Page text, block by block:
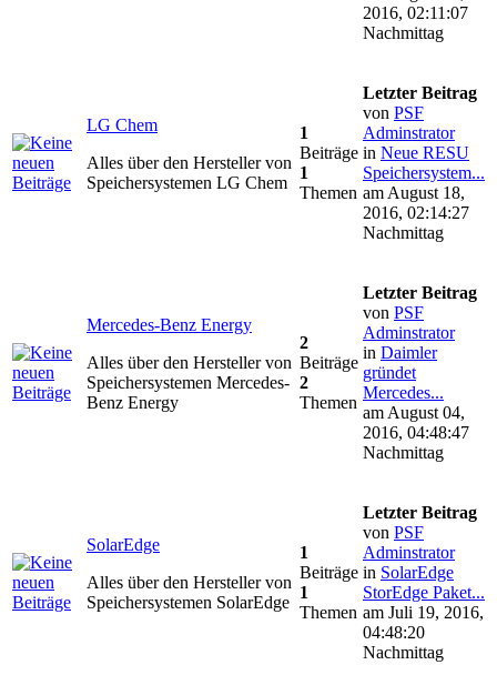
2016, 02:11:07
Nachmittag
LG Chem
Alles über den Hersteller von
Speichersystemen LG Chem
1
Beiträge
1
Themen
Letzter Beitrag
von PSF
Adminstrator
in Neue RESU
Speichersystem...
am August 18,
2016, 02:14:27
Nachmittag
Mercedes-Benz Energy
Alles über den Hersteller von
Speichersystemen Mercedes-
Benz Energy
2
Beiträge
2
Themen
Letzter Beitrag
von PSF
Adminstrator
in Daimler
gründet
Mercedes...
am August 04,
2016, 04:48:47
Nachmittag
SolarEdge
Alles über den Hersteller von
Speichersystemen SolarEdge
1
Beiträge
1
Themen
Letzter Beitrag
von PSF
Adminstrator
in SolarEdge
StorEdge Paket...
am Juli 19, 2016,
04:48:20
Nachmittag